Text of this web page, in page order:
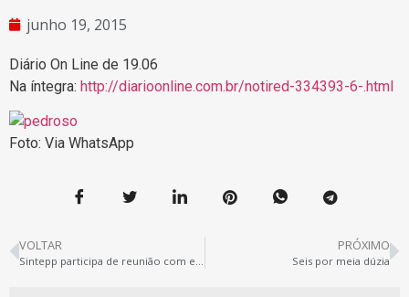
junho 19, 2015
Diário On Line de 19.06
Na íntegra: http://diarioonline.com.br/notired-334393-6-.html
Foto: Via WhatsApp
VOLTAR PRÓXIMO
Seis por meia dúzia